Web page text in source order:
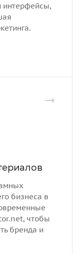
интерфейсы,
бизнеса в
чтобы
бренда и